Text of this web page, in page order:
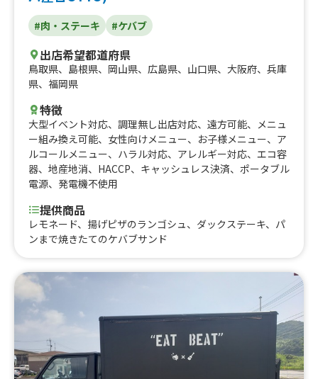
#肉・ステーキ #ケバブ
出店希望都道府県
鳥取県、 島根県、 岡山県、 広島県、 山口県、 大阪府、 兵庫
県、 福岡県
特徴
大型イベント対応、 調理無し出店対応、 遠方可能、
メニュ
ー組み換え可能、 女性向けメニュー、 お子様メニュー、 ア
ルコールメニュー、 ハラル対応、 アレルギー対応、 エコ容
器、 地産地消、 HACCP、 キャッシュレス決済、 ポータブル
電源、 発電機不使用
提供商品
レモネード、揚げピザのランゴシュ、ダックステーキ、パ
ンまで焼きたてのケバブサンド